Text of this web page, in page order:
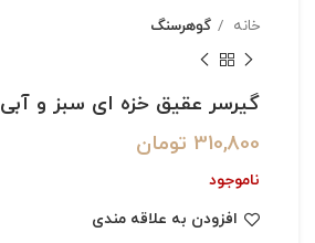
خانه گوهرسنگ
گیرسر عقیق خزه ای سبز و آبی 24.27گرم
310,800 تومان
ناموجود
افزودن به علاقه مندی